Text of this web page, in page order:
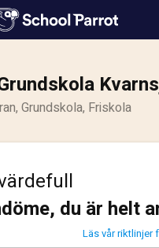
Grundskola, Friskola
du är helt
Läs vår riktlinjer